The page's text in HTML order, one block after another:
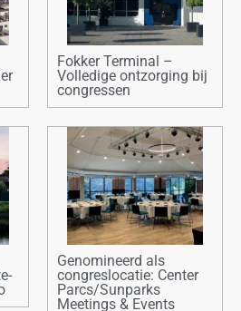
Fokker Terminal –
Volledige ontzorging bij
congressen
Genomineerd als
congreslocatie: Center
Parcs/Sunparks
Meetings & Events